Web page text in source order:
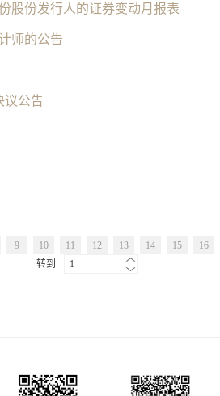
股份发行人的证券变动月报表
师的公告
议公告
9 10 11 12 13 14 15 16
转到
1